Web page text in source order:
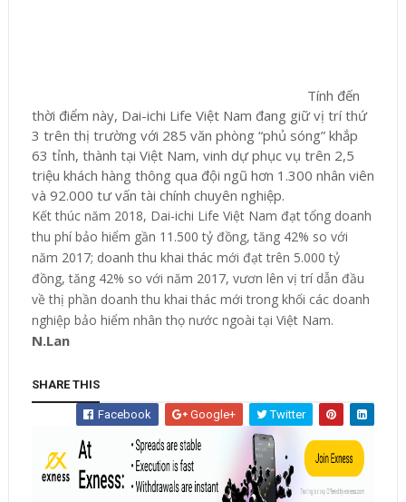
Tính đến
thời điểm này, Dai-ichi Life Việt Nam đang giữ vị trí thứ
3 trên thị trường với 285 văn phòng “phủ sóng” khắp
63 tỉnh, thành tại Việt Nam, vinh dự phục vụ trên 2,5
triệu khách hàng thông qua đội ngũ hơn 1.300 nhân viên
và 92.000 tư vấn tài chính chuyên nghiệp.
Kết thúc năm 2018, Dai-ichi Life Việt Nam đạt tổng doanh
thu phí bảo hiểm gần 11.500 tỷ đồng, tăng 42% so với
năm 2017; doanh thu khai thác mới đạt trên 5.000 tỷ
đồng, tăng 42% so với năm 2017, vươn lên vị trí dẫn đầu
về thị phần doanh thu khai thác mới trong khối các doanh
nghiệp bảo hiểm nhân thọ nước ngoài tại Việt Nam.
N.Lan
SHARE THIS
Facebook Google+ Twitter